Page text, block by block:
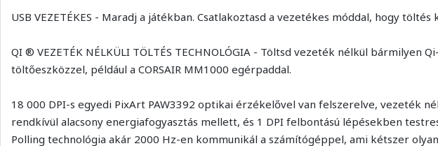
USB VEZETÉKES - Maradj a játékban. Csatlakoztasd a vezetékes móddal, hogy töltés
QI ® VEZETÉK NÉLKÜLI TÖLTÉS TECHNOLÓGIA - Töltsd vezeték nélkül bármilyen
töltőeszközzel, például a CORSAIR MM1000 egérpaddal.
18 000 DPI-s egyedi PixArt PAW3392 optikai érzékelővel van felszerelve, vezeték
rendkívül alacsony energiafogyasztás mellett, és 1 DPI felbontású lépésekben
Polling technológia akár 2000 Hz-en kommunikál a számítógéppel, ami kétszer